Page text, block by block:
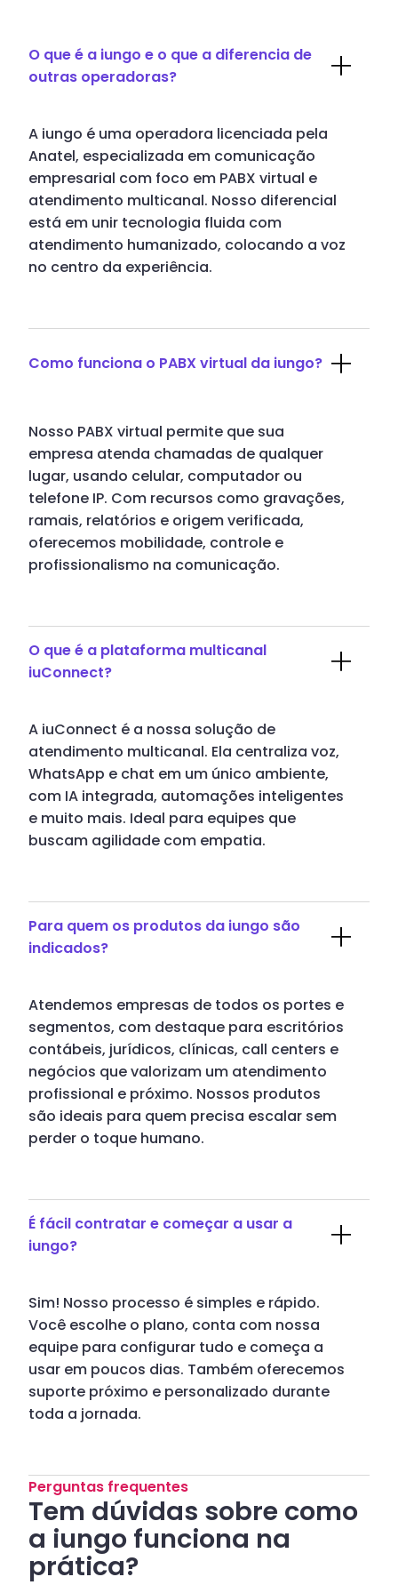
Perguntas frequentes
Tem dúvidas sobre como
a iungo funciona na
prática?
O que é a iungo e o que a diferencia de
outras operadoras?
A iungo é uma operadora licenciada pela
Anatel, especializada em comunicação
empresarial com foco em PABX virtual e
atendimento multicanal. Nosso diferencial
está em unir tecnologia fluida com
atendimento humanizado, colocando a voz
no centro da experiência.
Como funciona o PABX virtual da iungo?
Nosso PABX virtual permite que sua
empresa atenda chamadas de qualquer
lugar, usando celular, computador ou
telefone IP. Com recursos como gravações,
ramais, relatórios e origem verificada,
oferecemos mobilidade, controle e
profissionalismo na comunicação.
O que é a plataforma multicanal
iuConnect?
A iuConnect é a nossa solução de
atendimento multicanal. Ela centraliza voz,
WhatsApp e chat em um único ambiente,
com IA integrada, automações inteligentes
e muito mais. Ideal para equipes que
buscam agilidade com empatia.
Para quem os produtos da iungo são
indicados?
Atendemos empresas de todos os portes e
segmentos, com destaque para escritórios
contábeis, jurídicos, clínicas, call centers e
negócios que valorizam um atendimento
profissional e próximo. Nossos produtos
são ideais para quem precisa escalar sem
perder o toque humano.
É fácil contratar e começar a usar a
iungo?
Sim! Nosso processo é simples e rápido.
Você escolhe o plano, conta com nossa
equipe para configurar tudo e começa a
usar em poucos dias. Também oferecemos
suporte próximo e personalizado durante
toda a jornada.